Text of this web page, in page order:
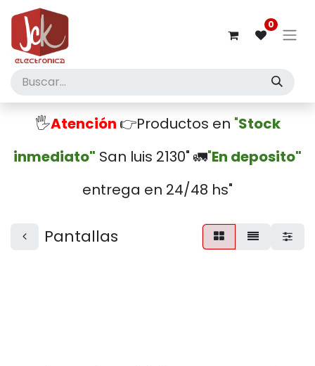
0
🖐️Atención 👉Productos en "Stock
inmediato" San luis 2130" 🚛"En deposito"
entrega en 24/48 hs"
Pantallas